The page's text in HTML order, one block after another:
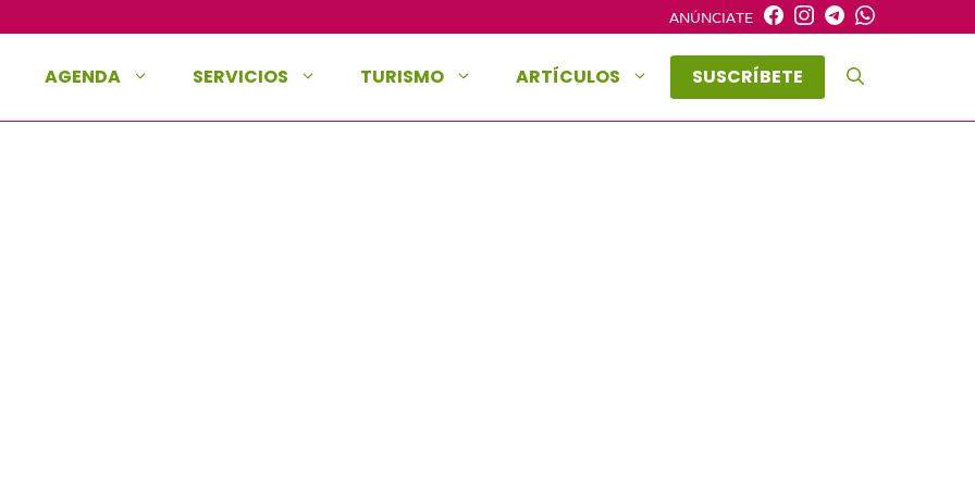
ANÚNCIATE
AGENDA SERVICIOS TURISMO ARTÍCULOS SUSCRÍBETE